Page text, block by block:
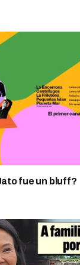
fue un bluff?